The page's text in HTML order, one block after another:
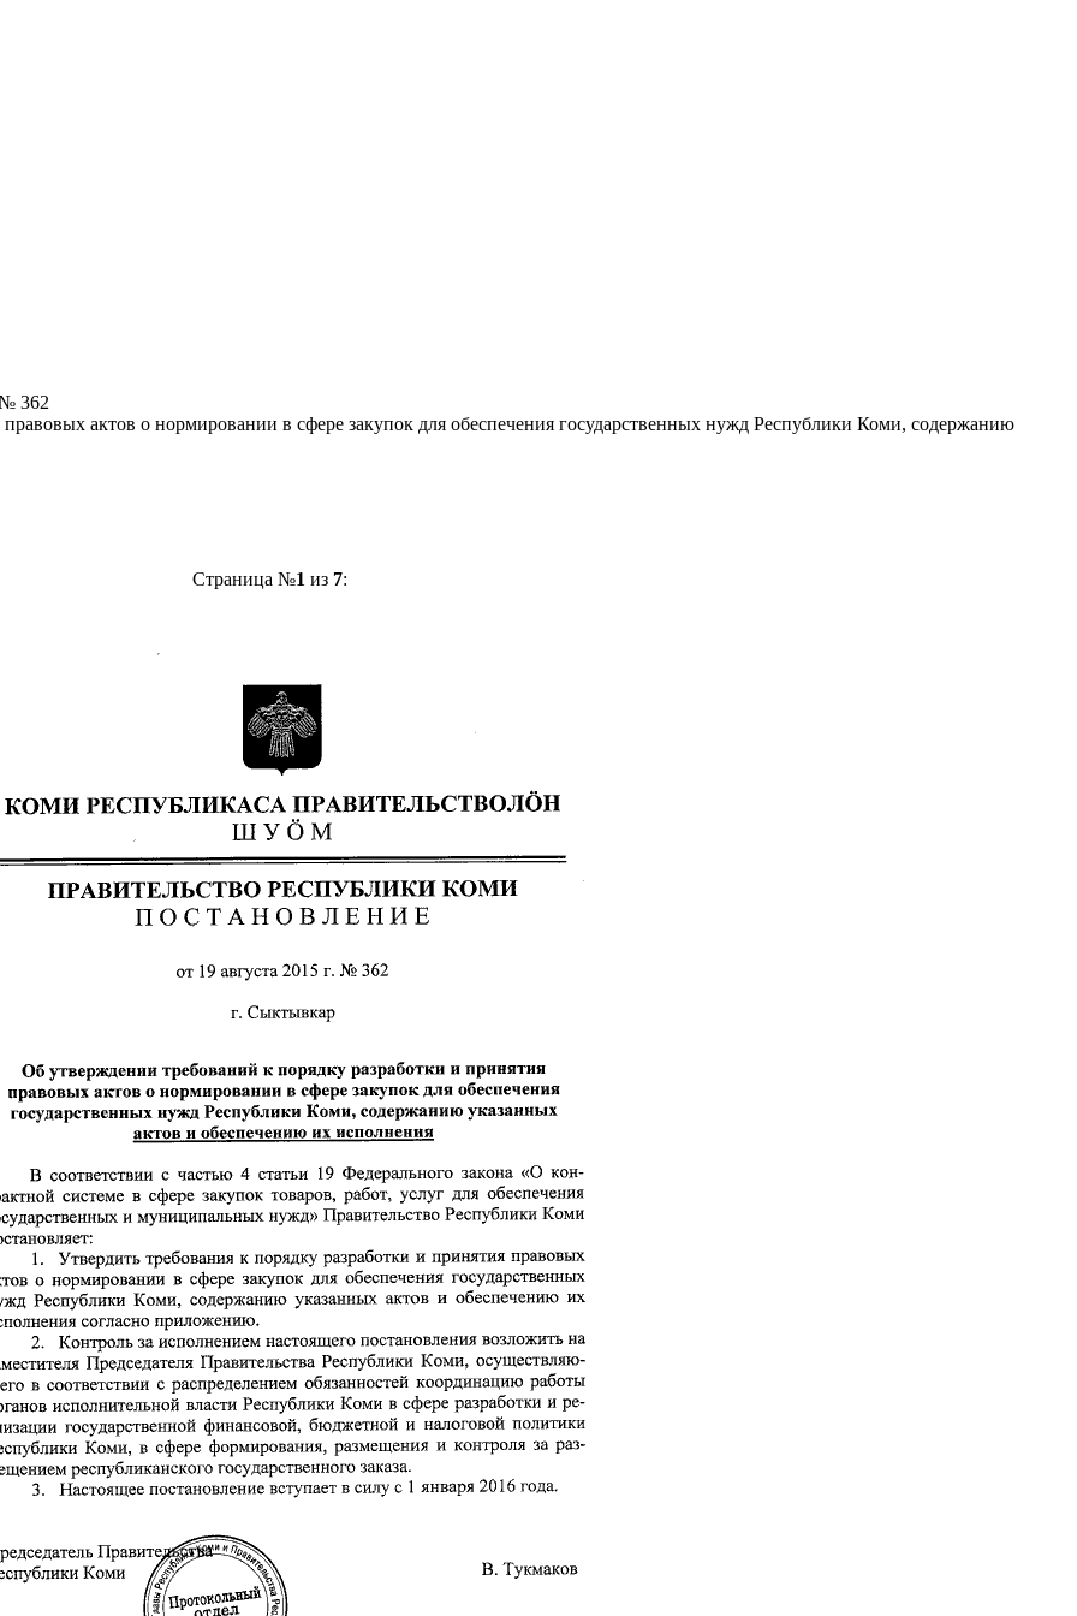
362
актов о нормировании в сфере закупок для обеспечения государственных нужд Республики Коми, содержанию
Страница №1 из 7: